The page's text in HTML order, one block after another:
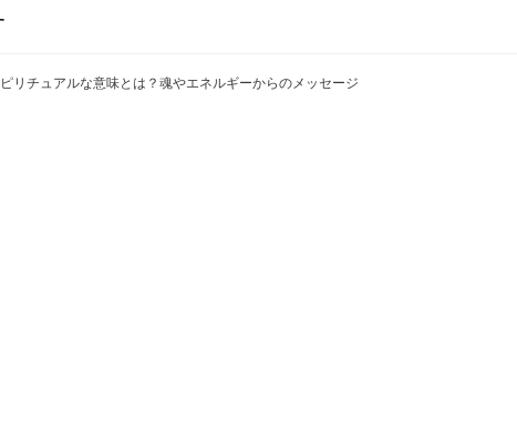
リチュアルな意味とは？魂やエネルギーからのメッセージ